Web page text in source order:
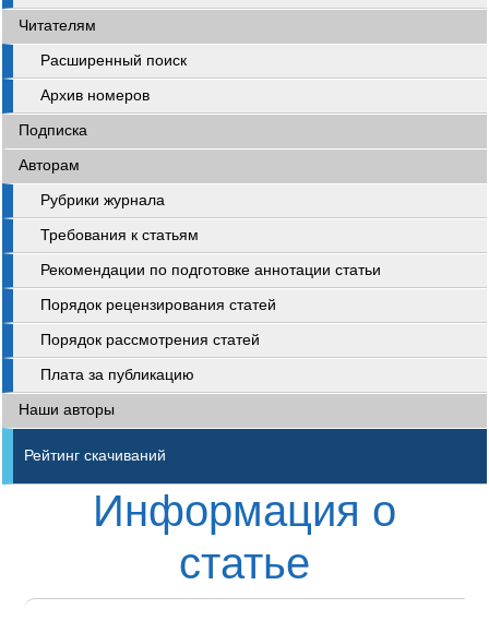
Читателям
Расширенный поиск
Архив номеров
Подписка
Авторам
Рубрики журнала
Требования к статьям
Рекомендации по подготовке аннотации статьи
Порядок рецензирования статей
Порядок рассмотрения статей
Плата за публикацию
Наши авторы
Рейтинг скачиваний
Информация о
статье